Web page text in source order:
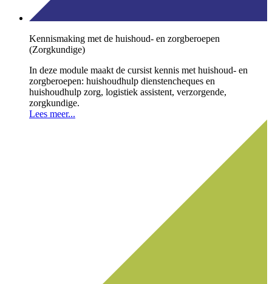
Kennismaking met de huishoud- en zorgberoepen
(Zorgkundige)
In deze module maakt de cursist kennis met huishoud- en
zorgberoepen: huishoudhulp dienstencheques en
huishoudhulp zorg, logistiek assistent, verzorgende,
zorgkundige.
Lees meer...